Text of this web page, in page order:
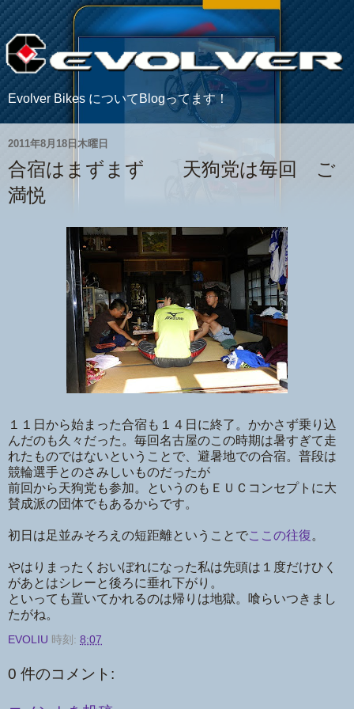
Evolver Bikes についてBlogってます！
2011年8月18日木曜日
合宿はまずまず 天狗党は毎回 ご
満悦
１１日から始まった合宿も１４日に終了。かかさず乗り込
んだのも久々だった。毎回名古屋のこの時期は暑すぎて走
れたものではないということで、避暑地での合宿。普段は
競輪選手とのさみしいものだったが
前回から天狗党も参加。というのもＥＵＣコンセプトに大
賛成派の団体でもあるからです。
初日は足並みそろえの短距離ということでここの往復 。
やはりまったくおいぼれになった私は先頭は１度だけひく
があとはシレーと後ろに垂れ下がり。
といっても置いてかれるのは帰りは地獄。喰らいつきまし
たがね。
EVOLIU 時刻: 8:07
0 件のコメント: